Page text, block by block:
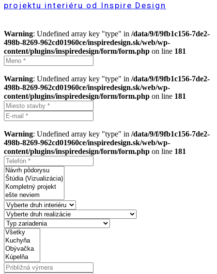
projektu interiéru od Inspire Design
Warning: Undefined array key "type" in /data/9/f/9fb1c156-7de2-
498b-8269-962cd01960ce/inspiredesign.sk/web/wp-
content/plugins/inspiredesign/form/form.php on line 181
Warning: Undefined array key "type" in /data/9/f/9fb1c156-7de2-
498b-8269-962cd01960ce/inspiredesign.sk/web/wp-
content/plugins/inspiredesign/form/form.php on line 181
Warning: Undefined array key "type" in /data/9/f/9fb1c156-7de2-
498b-8269-962cd01960ce/inspiredesign.sk/web/wp-
content/plugins/inspiredesign/form/form.php on line 181